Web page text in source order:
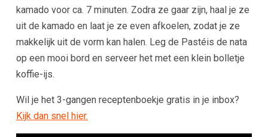
kamado voor ca. 7 minuten. Zodra ze gaar zijn, haal je ze
uit de kamado en laat je ze even afkoelen, zodat je ze
makkelijk uit de vorm kan halen. Leg de Pastéis de nata
op een mooi bord en serveer het met een klein bolletje
koffie-ijs.
Wil je het 3-gangen receptenboekje gratis in je inbox?
Kijk dan snel hier.